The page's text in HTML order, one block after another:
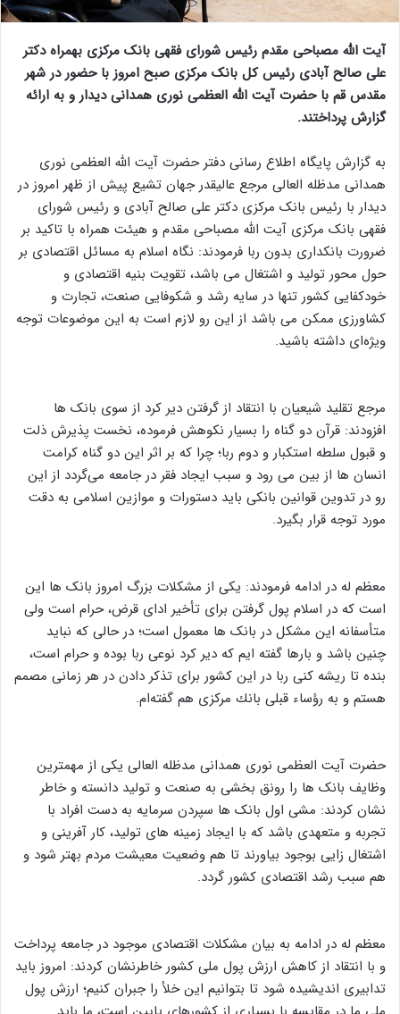
آیت الله مصباحی مقدم رئیس شورای فقهی بانک مرکزی بهمراه دکتر
علی صالح آبادی رئیس کل بانک مرکزی صبح امروز با حضور در شهر
مقدس قم با حضرت آیت الله العظمی نوری همدانی دیدار و به ارائه
گزارش پرداختند.
به گزارش پایگاه اطلاع رسانی دفتر حضرت آیت الله العظمی نوری
همدانی مدظله العالی مرجع عالیقدر جهان تشیع پیش از ظهر امروز در
دیدار با رئیس بانک مرکزی دکتر علی صالح آبادی و رئیس شورای
فقهی بانک مرکزی آیت الله مصباحی مقدم و هیئت همراه با تاکید بر
ضرورت بانکداری بدون ربا فرمودند: نگاه اسلام به مسائل اقتصادی بر
حول محور تولید و اشتغال می باشد، تقویت بنیه اقتصادی و
خودکفایی کشور تنها در سایه رشد و شکوفایی صنعت، تجارت و
کشاورزی ممکن می باشد از این رو لازم است به این موضوعات توجه
ویژه‌ای داشته باشید.
مرجع تقلید شیعیان با انتقاد از گرفتن دیر کرد از سوی بانک ها
افزودند: قرآن دو گناه را بسیار نکوهش فرموده، نخست پذیرش ذلت
و قبول سلطه استکبار و دوم ربا؛ چرا که بر اثر این دو گناه کرامت
انسان ها از بین می رود و سبب ایجاد فقر در جامعه می‌گردد از این
رو در تدوین قوانین بانکی باید دستورات و موازین اسلامی به دقت
مورد توجه قرار بگیرد.
معظم له در ادامه فرمودند: یکی از مشکلات بزرگ امروز بانک ها این
است که در اسلام پول گرفتن برای تأخیر ادای قرض، حرام است ولی
متأسفانه این مشکل در بانک ها معمول است؛ در حالی که نباید
چنین باشد و بارها گفته ایم که دیر کرد نوعی ربا بوده و حرام است،
بنده تا ریشه كنی ربا در این كشور برای تذكر دادن در هر زمانی مصمم
هستم و به رؤساء قبلی بانك مركزی هم گفته‌ام.
حضرت آیت العظمی نوری همدانی مدظله العالی یکی از مهمترین
وظایف بانک ها را رونق بخشی به صنعت و تولید دانسته و خاطر
نشان کردند: مشی اول بانک ها سپردن سرمایه به دست افراد با
تجربه و متعهدی باشد که با ایجاد زمینه های تولید، کار آفرینی و
اشتغال زایی بوجود بیاورند تا هم وضعیت معیشت مردم بهتر شود و
هم سبب رشد اقتصادی کشور گردد.
معظم له در ادامه به بیان مشکلات اقتصادی موجود در جامعه پرداخت
و با انتقاد از کاهش ارزش پول ملی کشور خاطرنشان کردند: امروز باید
تدابیری اندیشیده شود تا بتوانیم این خلأ را جبران کنیم؛ ارزش پول